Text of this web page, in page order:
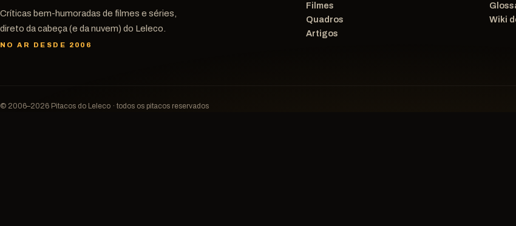
Críticas bem-humoradas de filmes e séries,
direto da cabeça (e da nuvem) do Leleco.
NO AR DESDE 2006
Filmes
Quadros
Artigos
Wiki
© 2006–2026 Pitacos do Leleco · todos os pitacos reservados